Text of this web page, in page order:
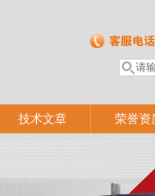
技术文章 荣誉资